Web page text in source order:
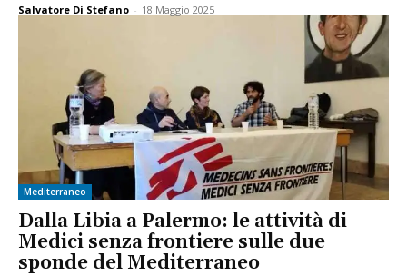
Salvatore Di Stefano - 18 Maggio 2025
Mediterraneo
Dalla Libia a Palermo: le attività di
Medici senza frontiere sulle due
sponde del Mediterraneo